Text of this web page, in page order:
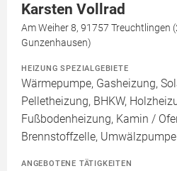
Karsten Vollrad
Am Weiher 8, 91757 Treuchtlingen
Gunzenhausen)
HEIZUNG SPEZIALGEBIETE
Wärmepumpe, Gasheizung,
Pelletheizung, BHKW,
Fußbodenheizung, Kamin /
Brennstoffzelle, Umwälzpumpe
ANGEBOTENE TÄTIGKEITEN